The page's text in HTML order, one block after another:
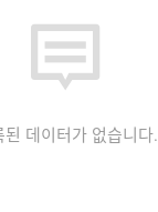
된 데이터가 없습니다.